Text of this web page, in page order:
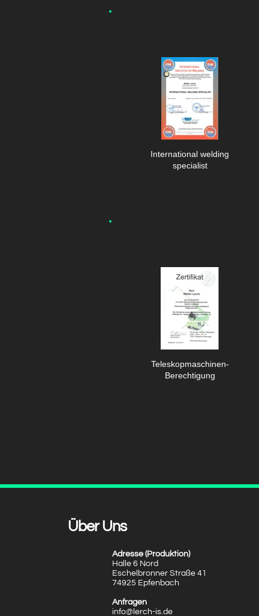
International welding
specialist
Teleskopmaschinen-
Berechtigung
Über Uns
Adresse (Produktion)
Halle 6 Nord
Eschelbronner Straße 41
74925 Epfenbach
Anfragen
info@lerch-is.de